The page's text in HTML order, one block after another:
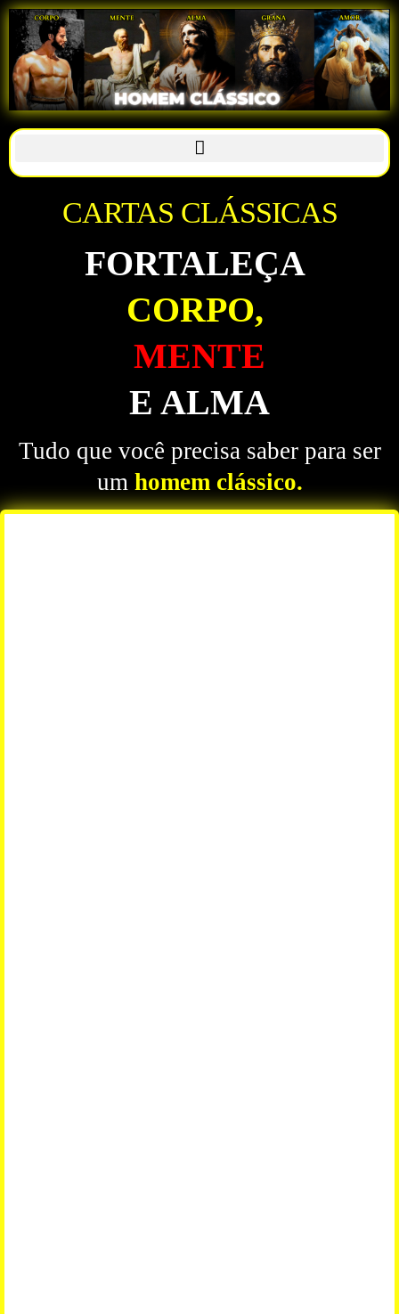
CARTAS CLÁSSICAS
FORTALEÇA
CORPO,
MENTE
E ALMA
Tudo que você precisa saber para ser
um homem clássico.